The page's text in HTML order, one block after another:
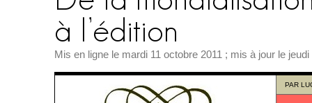
Mis en ligne le mardi 11 octobre 2011 ; mis à jour le
PAR